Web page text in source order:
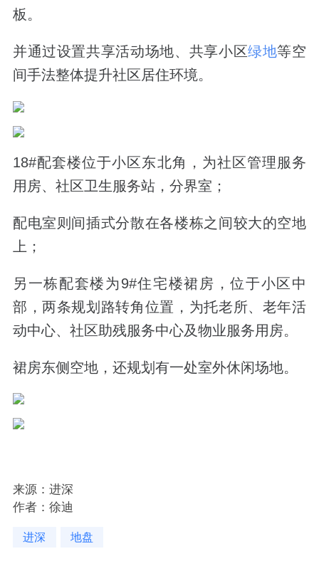
板。
并通过设置共享活动场地、共享小区绿地等空
间手法整体提升社区居住环境。
18#配套楼位于小区东北角，为社区管理服务
用房、社区卫生服务站，分界室；
配电室则间插式分散在各楼栋之间较大的空地
上；
另一栋配套楼为9#住宅楼裙房，位于小区中
部，两条规划路转角位置，为托老所、老年活
动中心、社区助残服务中心及物业服务用房。
裙房东侧空地，还规划有一处室外休闲场地。
来源：进深
作者：徐迪
进深 地盘